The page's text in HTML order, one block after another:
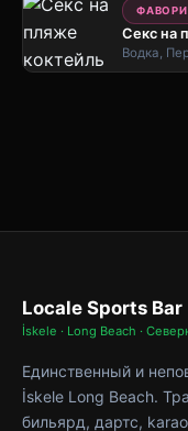
Секс на
Водка,
Locale Sports Bar
İskele · Long Beach ·
Единственный и
İskele Long Beach.
бильярд, дартс,